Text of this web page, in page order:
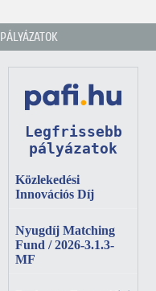
PÁLYÁZATOK